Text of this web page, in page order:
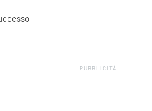
― PUBBLICITÀ ―